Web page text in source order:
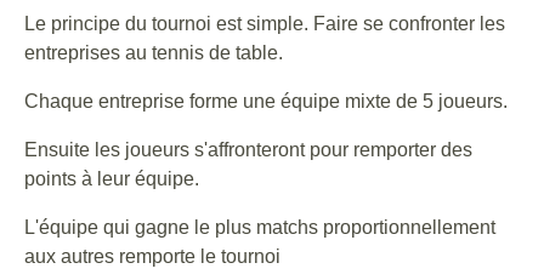
Le principe du tournoi est simple. Faire se confronter les
entreprises au tennis de table.
Chaque entreprise forme une équipe mixte de 5 joueurs.
Ensuite les joueurs s'affronteront pour remporter des
points à leur équipe.
L'équipe qui gagne le plus matchs proportionnellement
aux autres remporte le tournoi